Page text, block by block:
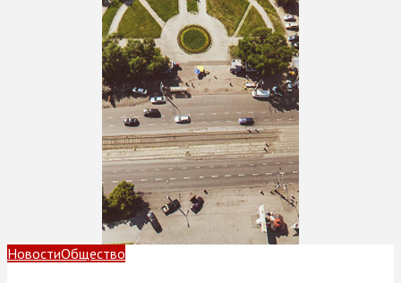
НовостиОбщество